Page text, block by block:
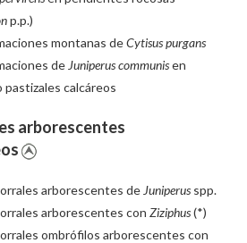
p.p.)
montanas deCytisus purgans
de Juniperus communisen
pastizales calcáreos
arborescentes
arborescentes de Juniperus spp.
arborescentes conZiziphus(*)
ombrófilos arborescentes con